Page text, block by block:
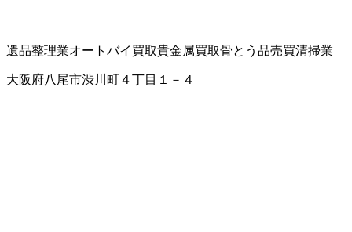
遺品整理業オートバイ買取貴金属買取骨とう品売買清掃業
大阪府八尾市渋川町４丁目１－４